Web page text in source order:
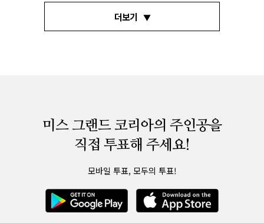
더보기
미스 그랜드 코리아의 주인공을
직접 투표해 주세요!
모바일 투표, 모두의 투표!